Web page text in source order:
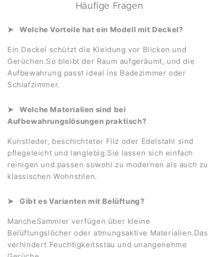
Häufige Fragen
Welche Vorteile hat ein Modell mit Deckel?
Ein Deckel schützt die Kleidung vor Blicken und
Gerüchen.So bleibt der Raum aufgeräumt, und die
Aufbewahrung passt ideal ins Badezimmer oder
Schlafzimmer.
Welche Materialien sind bei
Aufbewahrungslösungen praktisch?
Kunstleder, beschichteter Filz oder Edelstahl sind
pflegeleicht und langlebig.Sie lassen sich einfach
reinigen und passen sowohl zu modernen als auch zu
klassischen Wohnstilen.
Gibt es Varianten mit Belüftung?
MancheSammler verfügen über kleine
Belüftungslöcher oder atmungsaktive Materialien.Das
verhindert Feuchtigkeitsstau und unangenehme